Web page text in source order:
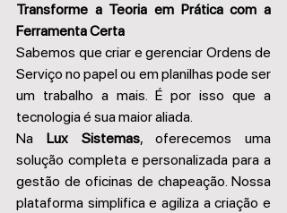
Transforme a Teoria em Prática com a
Ferramenta Certa
Sabemos que criar e gerenciar Ordens de
Serviço no papel ou em planilhas pode ser
um trabalho a mais. É por isso que a
tecnologia é sua maior aliada.
Na Lux Sistemas, oferecemos uma
solução completa e personalizada para a
gestão de oficinas de chapeação. Nossa
plataforma simplifica e agiliza a criação e